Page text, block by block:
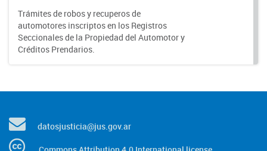
Trámites de robos y recuperos de
automotores inscriptos en los Registros
Seccionales de la Propiedad del Automotor y
Créditos Prendarios.
datosjusticia@jus.gov.ar